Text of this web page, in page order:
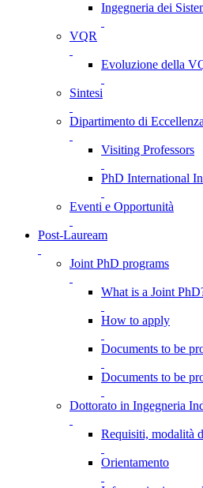
Ingegneria dei
VQR
Evoluzione della
Sintesi
Dipartimento di Eccellenza
Visiting Professors
PhD International
Eventi e Opportunità
Post-Lauream
Joint PhD programs
What is a Joint
How to apply
Documents to be
Documents to be
Dottorato in Ingegneria
Requisiti, modalità
Orientamento